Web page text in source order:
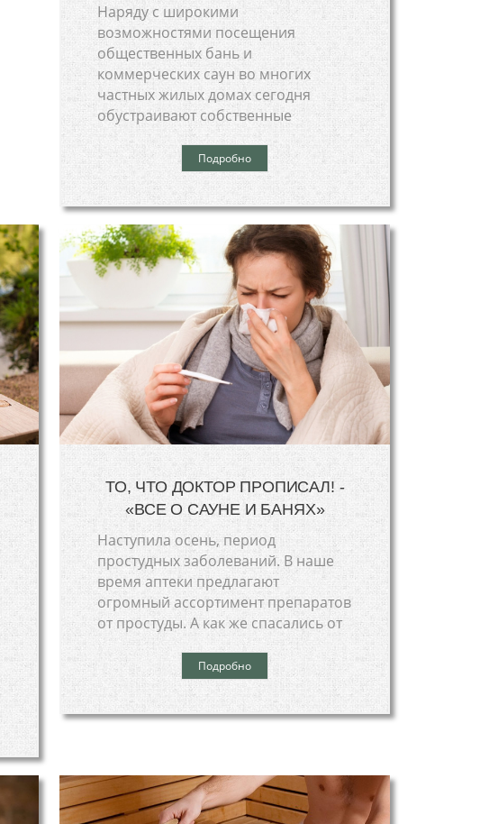
Наряду с широкими
возможностями посещения
общественных бань и
коммерческих саун во многих
частных жилых домах сегодня
обустраивают собственные
Подробно
ТО, ЧТО ДОКТОР ПРОПИСАЛ! -
«ВСЕ О САУНЕ И БАНЯХ»
Наступила осень, период
простудных заболеваний. В наше
время аптеки предлагают
огромный ассортимент препаратов
от простуды. А как же спасались от
Подробно